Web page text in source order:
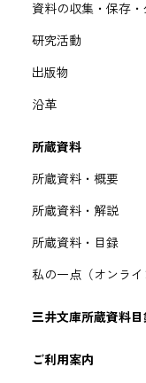
資料の収集・保存・
研究活動
出版物
沿革
所蔵資料
所蔵資料・概要
所蔵資料・解説
所蔵資料・目録
私の一点（オンライ
三井文庫所蔵資料目
ご利用案内